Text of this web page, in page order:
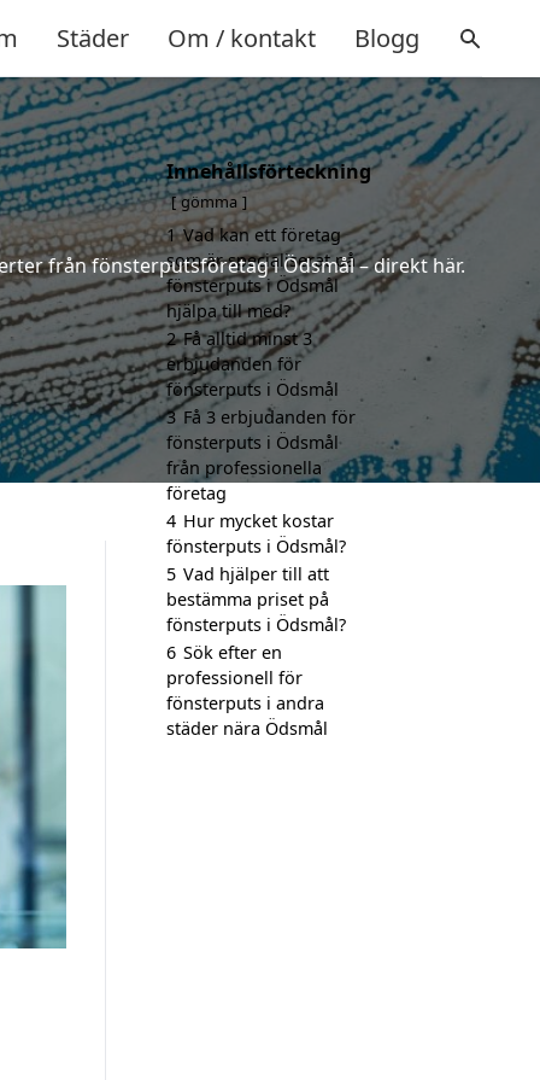
Städer Om / kontakt Blogg
från fönsterputsföretag i Ödsmål – direkt här.
Innehållsförteckning
gömma
1 Vad kan ett företag
som är specialiserat på
fönsterputs i Ödsmål
hjälpa till med?
2 Få alltid minst 3
erbjudanden för
fönsterputs i Ödsmål
3 Få 3 erbjudanden för
fönsterputs i Ödsmål
från professionella
företag
4 Hur mycket kostar
fönsterputs i Ödsmål?
5 Vad hjälper till att
bestämma priset på
fönsterputs i Ödsmål?
6 Sök efter en
professionell för
fönsterputs i andra
städer nära Ödsmål